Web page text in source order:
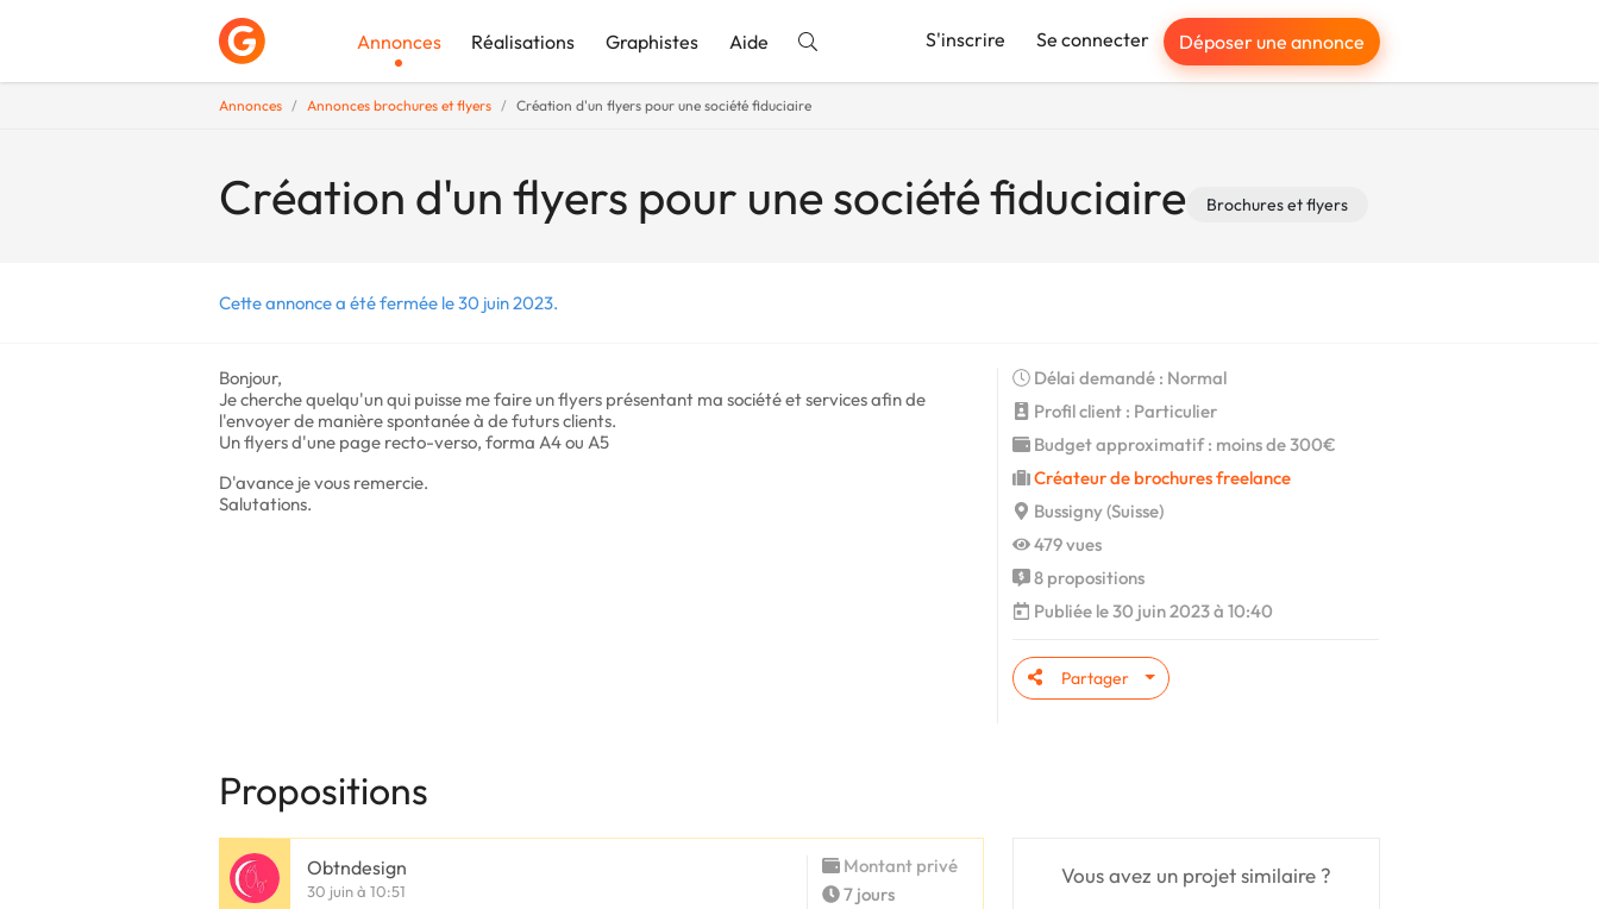
Annonces Réalisations Graphistes Aide S'inscrire Se connecter Déposer une annonce
Annonces Annonces brochures et flyers Création d'un flyers pour une société fiduciaire
Création d'un flyers pour une société fiduciaire Brochures et flyers
Cette annonce a été fermée le 30 juin 2023.
Bonjour,
Je cherche quelqu'un qui puisse me faire un flyers présentant ma société et services afin de
l'envoyer de manière spontanée à de futurs clients.
Un flyers d'une page recto-verso, forma A4 ou A5
D'avance je vous remercie.
Salutations.
Délai demandé : Normal
Profil client : Particulier
Budget approximatif : moins de 300€
Créateur de brochures freelance
Bussigny (Suisse)
479 vues
8 propositions
Publiée le 30 juin 2023 à 10:40
Partager
Propositions
Vous avez un projet similaire ?
Obtndesign
30 juin à 10:51
Montant privé
7 jours